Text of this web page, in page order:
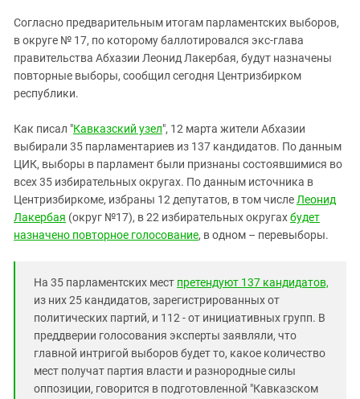
КАВКАЗ ЗА ПАЛЕСТИНУ
ИНАКОМЫСЛИЕ В ЧЕЧНЕ
ПРЕСЛЕДОВАНИЕ АКТИВИСТОВ
МОБИЛИЗАЦИЯ И ПРОТЕСТЫ
Ингушетия
Кабардино-Балкария
Калмыкия
Краснодарский край
Нагорный Карабах
Российская Федерация
Ростовская область
Северная Осетия - Алания
Ставропольский край
Чечня
Южная Осетия
ЮФО
Согласно предварительным итогам парламентских выборов,
в округе № 17, по которому баллотировался экс-глава
правительства Абхазии Леонид Лакербая, будут назначены
повторные выборы, сообщил сегодня Центризбирком
республики.
Как писал "Кавказский узел", 12 марта жители Абхазии
выбирали 35 парламентариев из 137 кандидатов. По данным
ЦИК, выборы в парламент были признаны состоявшимися во
всех 35 избирательных округах. По данным источника в
Центризбиркоме, избраны 12 депутатов, в том числе Леонид
Лакербая (округ №17), в 22 избирательных округахбудет
назначено повторное голосование, в одном – перевыборы.
На 35 парламентских мест претендуют 137 кандидатов,
из них 25 кандидатов, зарегистрированных от
политических партий, и 112 - от инициативных групп. В
преддверии голосования эксперты заявляли, что
главной интригой выборов будет то, какое количество
мест получат партия власти и разнородные силы
оппозиции, говорится в подготовленной "Кавказском